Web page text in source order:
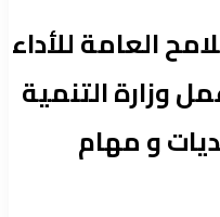
العامة للأداء
وزارة التنمية
و مهام